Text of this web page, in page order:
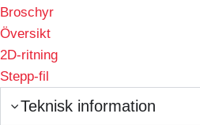
Broschyr
Översikt
2D-ritning
Stepp-fil
Teknisk information